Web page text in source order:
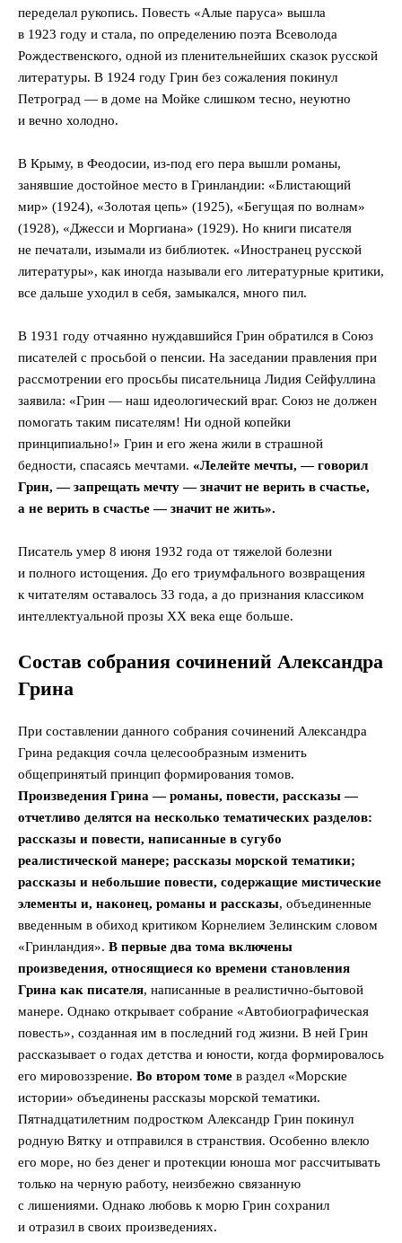
переделал рукопись. Повесть «Алые паруса» вышла
в 1923 году и стала, по определению поэта Всеволода
Рождественского, одной из пленительнейших сказок русской
литературы. В 1924 году Грин без сожаления покинул
Петроград — в доме на Мойке слишком тесно, неуютно
и вечно холодно.
В Крыму, в Феодосии, из-под его пера вышли романы,
занявшие достойное место в Гринландии: «Блистающий
мир» (1924), «Золотая цепь» (1925), «Бегущая по волнам»
(1928), «Джесси и Моргиана» (1929). Но книги писателя
не печатали, изымали из библиотек. «Иностранец русской
литературы», как иногда называли его литературные критики,
все дальше уходил в себя, замыкался, много пил.
В 1931 году отчаянно нуждавшийся Грин обратился в Союз
писателей с просьбой о пенсии. На заседании правления при
рассмотрении его просьбы писательница Лидия Сейфуллина
заявила: «Грин — наш идеологический враг. Союз не должен
помогать таким писателям! Ни одной копейки
принципиально!» Грин и его жена жили в страшной
бедности, спасаясь мечтами. «Лелейте мечты, — говорил
Грин, — запрещать мечту — значит не верить в счастье,
а не верить в счастье — значит не жить».
Писатель умер 8 июня 1932 года от тяжелой болезни
и полного истощения. До его триумфального возвращения
к читателям оставалось 33 года, а до признания классиком
интеллектуальной прозы XX века еще больше.
Состав собрания сочинений Александра
Грина
При составлении данного собрания сочинений Александра
Грина редакция сочла целесообразным изменить
общепринятый принцип формирования томов.
Произведения Грина — романы, повести, рассказы —
отчетливо делятся на несколько тематических разделов:
рассказы и повести, написанные в сугубо
реалистической манере; рассказы морской тематики;
рассказы и небольшие повести, содержащие мистические
элементы и, наконец, романы и рассказы, объединенные
введенным в обиход критиком Корнелием Зелинским словом
«Гринландия». В первые два тома включены
произведения, относящиеся ко времени становления
Грина как писателя, написанные в реалистично-бытовой
манере. Однако открывает собрание «Автобиографическая
повесть», созданная им в последний год жизни. В ней Грин
рассказывает о годах детства и юности, когда формировалось
его мировоззрение. Во втором томе в раздел «Морские
истории» объединены рассказы морской тематики.
Пятнадцатилетним подростком Александр Грин покинул
родную Вятку и отправился в странствия. Особенно влекло
его море, но без денег и протекции юноша мог рассчитывать
только на черную работу, неизбежно связанную
с лишениями. Однако любовь к морю Грин сохранил
и отразил в своих произведениях.